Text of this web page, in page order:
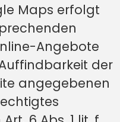
Maps erfolgt
Angebote
der
angegebenen